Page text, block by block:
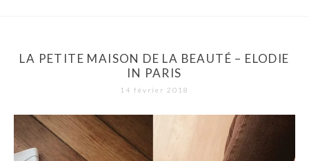
LA PETITE MAISON DE LA BEAUTÉ – ELODIE
IN PARIS
14 février 2018